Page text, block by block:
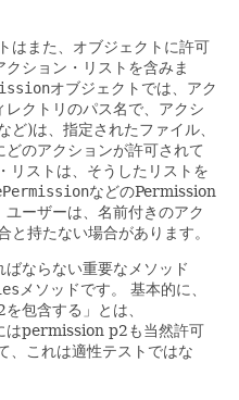
はまた、オブジェクトに許可
ション・リストを含みま
オブジェクトでは、アク
クトリのパス名で、アクシ
ど)は、指定されたファイル、
のアクションが許可されて
リストは、そうしたリストを
などのPermission
ーザーは、名前付きのアク
持たない場合があります。
ならない重要なメソッド
メソッドです。
基本的に、
包含する」とは、
はpermission p2も当然許可
、これは適性テストではな